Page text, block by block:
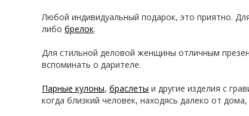
Любой индивидуальный подарок, это приятно.
либо брелок.
Для стильной деловой женщины отличным
вспоминать о дарителе.
Парные кулоны, браслеты и другие изделия с
когда близкий человек, находясь далеко от